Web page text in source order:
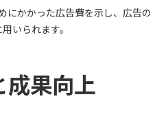
にかかった広告費を示し、広告の
いられます。
成果向上